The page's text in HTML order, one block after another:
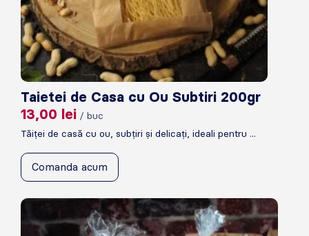
Taietei de Casa cu Ou Subtiri 200gr
13,00 lei / buc
Tăiței de casă cu ou, subțiri și delicați, ideali pentru ...
Comanda acum